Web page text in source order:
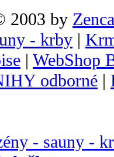
2003 by
- krby |
| WebShop
odborné |
- sauny -